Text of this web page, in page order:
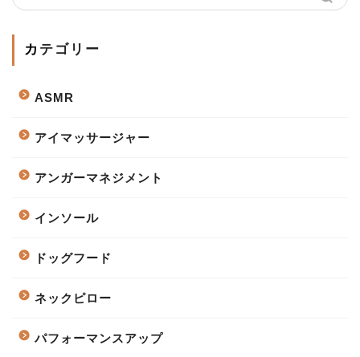
カテゴリー
ASMR
アイマッサージャー
アンガーマネジメント
インソール
ドッグフード
ネックピロー
パフォーマンスアップ